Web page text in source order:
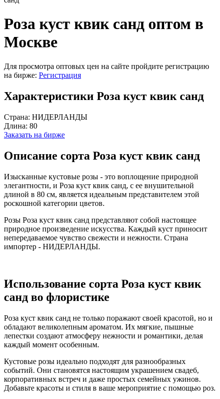
Роза куст квик санд оптом в
Москве
Для просмотра оптовых цен на сайте пройдите регистрацию
на бирже: Регистрация
Характеристики Роза куст квик санд
Страна: НИДЕРЛАНДЫ
Длина: 80
Заказать на бирже
Описание сорта Роза куст квик санд
Изысканные кустовые розы - это воплощение природной
элегантности, и Роза куст квик санд, с ее внушительной
длиной в 80 см, является идеальным представителем этой
роскошной категории цветов.
Розы Роза куст квик санд представляют собой настоящее
природное произведение искусства. Каждый куст приносит
непередаваемое чувство свежести и нежности. Страна
импортер - НИДЕРЛАНДЫ.
Использование сорта Роза куст квик
санд во флористике
Роза куст квик санд не только поражают своей красотой, но и
обладают великолепным ароматом. Их мягкие, пышные
лепестки создают атмосферу нежности и романтики, делая
каждый момент особенным.
Кустовые розы идеально подходят для разнообразных
событий. Они становятся настоящим украшением свадеб,
корпоративных встреч и даже простых семейных ужинов.
Добавьте красоты и стиля в ваше мероприятие с помощью роз.